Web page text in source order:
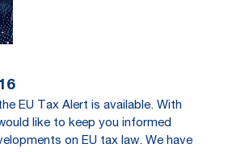
EU Tax Alert is available. With
like to keep you informed
on EU tax law. We have